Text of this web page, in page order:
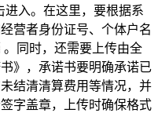
进入。在这里，要根据系
营者身份证号、个体户名
同时，还需要上传由全
》，承诺书要明确承诺已
结清清算费用等情况，并
字盖章，上传时确保格式